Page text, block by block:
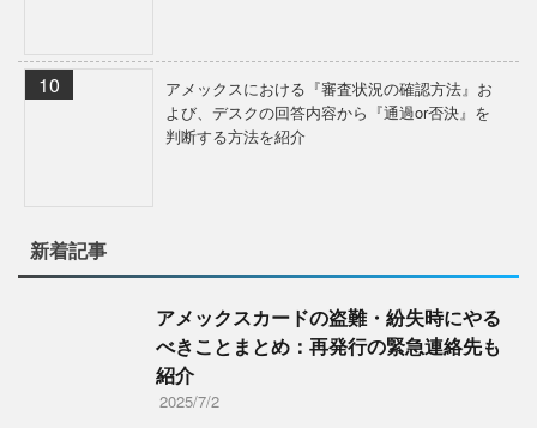
アメックスにおける『審査状況の確認方法』お
よび、デスクの回答内容から『通過or否決』を
判断する方法を紹介
新着記事
アメックスカードの盗難・紛失時にやる
べきことまとめ：再発行の緊急連絡先も
紹介
2025/7/2